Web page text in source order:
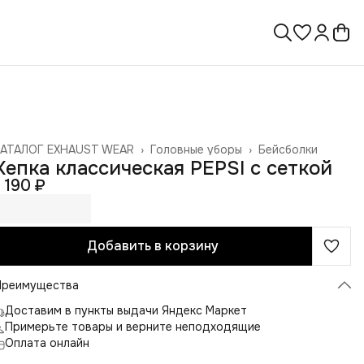
Бейсболки
Головные уборы ›
EXHAUST WEAR ›
› классическая PEPSI с сеткой
190 ₽
Добавить в корзину
Доставим в пункты выдачи Яндекс Маркет
Примерьте товары и верните неподходящие
Оплата онлайн